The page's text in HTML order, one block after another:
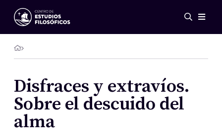
Eventos
Novedades
Investigación
Redes
Publicaciones
Galería
ES
EN
Disfraces y extravíos.
Sobre el descuido del
alma